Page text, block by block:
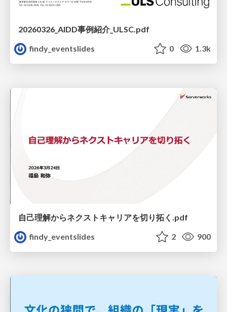
20260326_AIDD事例紹介_ULSC.pdf
findy_eventslides
0 1.3k
自己理解からネクストキャリアを切り拓く.pdf
findy_eventslides
2 900